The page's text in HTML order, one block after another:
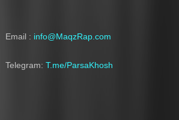
Email : info@MaqzRap.com
Telegram: T.me/ParsaKhosh